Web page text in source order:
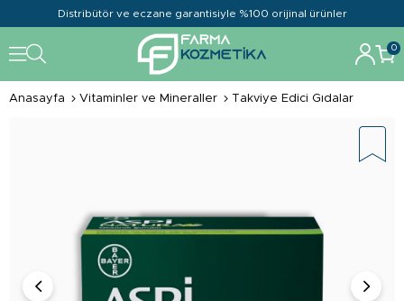
Distribütör ve eczane garantisiyle %100 orijinal ürünler
0
Anasayfa Vitaminler ve Mineraller Takviye Edici Gıdalar